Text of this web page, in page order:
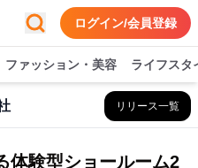
ログイン/会員登録
ファッション・美容 ライフスタ
リリース一覧
体験型ショールーム2